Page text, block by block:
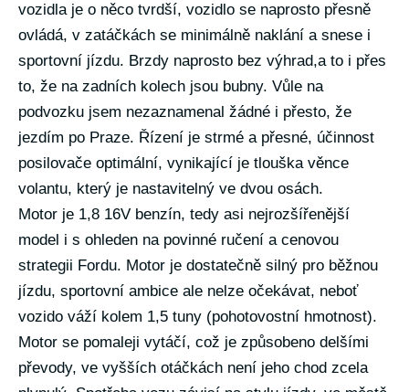
vozidla je o něco tvrdší, vozidlo se naprosto přesně
ovládá, v zatáčkách se minimálně naklání a snese i
sportovní jízdu. Brzdy naprosto bez výhrad,a to i přes
to, že na zadních kolech jsou bubny. Vůle na
podvozku jsem nezaznamenal žádné i přesto, že
jezdím po Praze. Řízení je strmé a přesné, účinnost
posilovače optimální, vynikající je tlouška věnce
volantu, který je nastavitelný ve dvou osách.
Motor je 1,8 16V benzín, tedy asi nejrozšířenější
model i s ohleden na povinné ručení a cenovou
strategii Fordu. Motor je dostatečně silný pro běžnou
jízdu, sportovní ambice ale nelze očekávat, neboť
vozido váží kolem 1,5 tuny (pohotovostní hmotnost).
Motor se pomaleji vytáčí, což je způsobeno delšími
převody, ve vyšších otáčkách není jeho chod zcela